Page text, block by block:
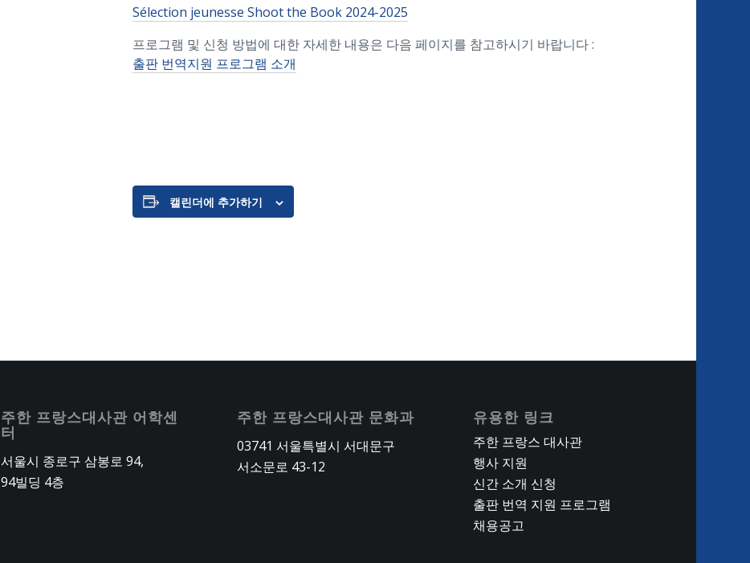
Sélection jeunesse Shoot the Book 2024-2025
프로그램 및 신청 방법에 대한 자세한 내용은 다음 페이지를 참고하시기 바랍니다 :
출판 번역지원 프로그램 소개
캘린더에 추가하기
주한 프랑스대사관 어학센
터
서울시 종로구 삼봉로 94,
94빌딩 4층
주한 프랑스대사관 문화과
03741 서울특별시 서대문구
서소문로 43-12
유용한 링크
주한 프랑스 대사관
행사 지원
신간 소개 신청
출판 번역 지원 프로그램
채용공고